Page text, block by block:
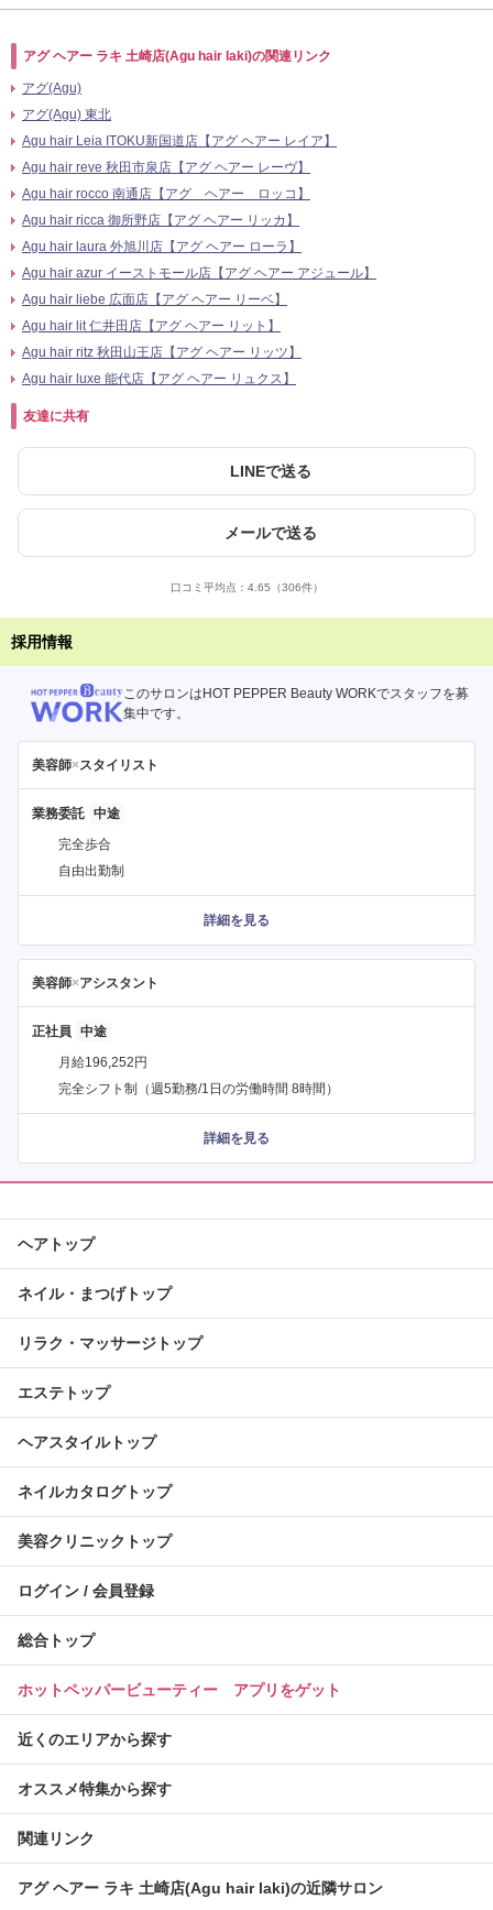
アグ ヘアー ラキ 土崎店(Agu hair laki)の関連リンク
アグ(Agu)
アグ(Agu) 東北
Agu hair Leia ITOKU新国道店【アグ ヘアー レイア】
Agu hair reve 秋田市泉店【アグ ヘアー レーヴ】
Agu hair rocco 南通店【アグ ヘアー ロッコ】
Agu hair ricca 御所野店【アグ ヘアー リッカ】
Agu hair laura 外旭川店【アグ ヘアー ローラ】
Agu hair azur イーストモール店【アグ ヘアー アジュール】
Agu hair liebe 広面店【アグ ヘアー リーベ】
Agu hair lit 仁井田店【アグ ヘアー リット】
Agu hair ritz 秋田山王店【アグ ヘアー リッツ】
Agu hair luxe 能代店【アグ ヘアー リュクス】
友達に共有
LINEで送る
メールで送る
口コミ平均点： 4.65 （306件）
採用情報
このサロンはHOT PEPPER Beauty WORKでスタッフを募
集中です。
美容師×スタイリスト
業務委託
完全歩合
自由出勤制
詳細を見る
美容師×アシスタント
正社員
月給196,252円
完全シフト制（週5勤務/1日の労働時間 8時間）
詳細を見る
ヘアトップ
ネイル・まつげトップ
リラク・マッサージトップ
エステトップ
ヘアスタイルトップ
ネイルカタログトップ
美容クリニックトップ
ログイン / 会員登録
総合トップ
ホットペッパービューティー アプリをゲット
近くのエリアから探す
オススメ特集から探す
関連リンク
アグ ヘアー ラキ 土崎店(Agu hair laki)の近隣サロン